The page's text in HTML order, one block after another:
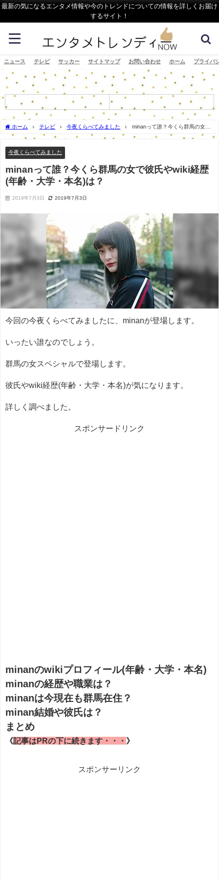
最新の気になるエンタメ情報や今のトレンドについての情報を詳しくお届け
するサイト！
ニュース テレビ サッカー サイトマップ お問い合わせ ホーム プライバ
ホーム テレビ 今夜くらべてみました
minanって誰？今くら群馬の女で
彼氏やwiki経歴(年齢・大学・本名)は？
今夜くらべてみました
minanって誰？今くら群馬の女で彼氏やwiki経歴
(年齢・大学・本名)は？
2019年7月3日 2019年7月3日
今回の今夜くらべてみましたに、minanが登場します。
いったい誰なのでしょう。
群馬の女スペシャルで登場します。
彼氏やwiki経歴(年齢・大学・本名)が気になります。
詳しく調べました。
スポンサードリンク
minanのwikiプロフィール(年齢・大学・本名)
minanの経歴や職業は？
minanは今現在も群馬在住？
minan結婚や彼氏は？
まとめ
《記事はPRの下に続きます・・・ 》
スポンサーリンク